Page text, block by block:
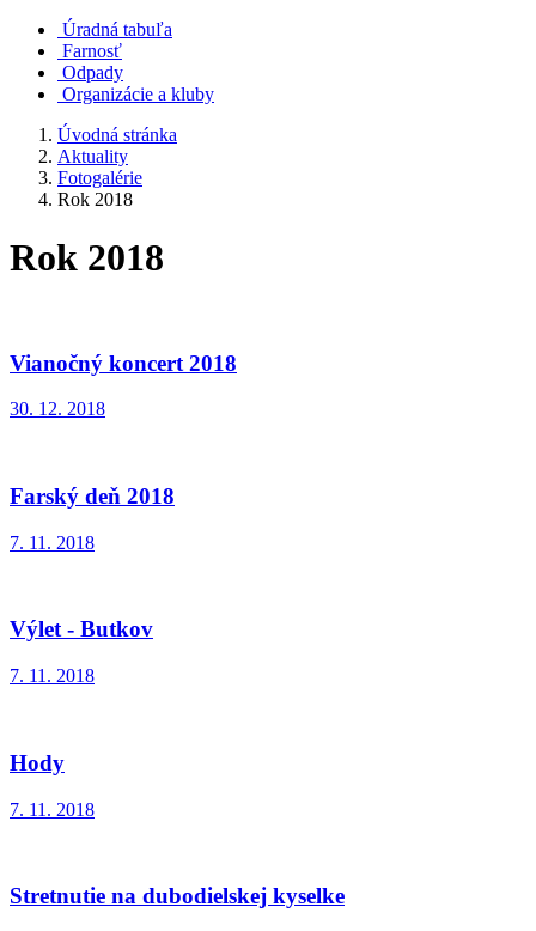
Úradná tabuľa
Farnosť
Odpady
Organizácie a kluby
Úvodná stránka
Aktuality
Fotogalérie
Rok 2018
Rok 2018
Vianočný koncert 2018
30. 12. 2018
Farský deň 2018
7. 11. 2018
Výlet - Butkov
7. 11. 2018
Hody
7. 11. 2018
Stretnutie na dubodielskej kyselke